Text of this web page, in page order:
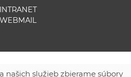
INTRANET
WEBMAIL
našich služieb zbierame súbory